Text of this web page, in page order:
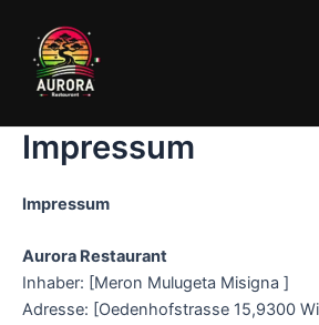
Inhalt
springen
Impressum
Impressum
Aurora Restaurant
Inhaber: [Meron Mulugeta Misigna ]
Adresse: [Oedenhofstrasse 15,9300